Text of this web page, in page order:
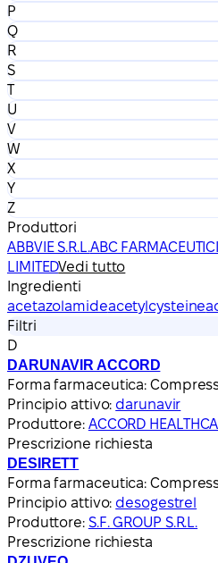
P
Q
R
S
T
U
V
W
X
Y
Z
Produttori
ABBVIE S.R.L.ABC FARMACEUTICI
LIMITEDVedi tutto
Ingredienti
acetazolamideacetylcysteine
Filtri
D
DARUNAVIR ACCORD
Forma farmaceutica:
Principio attivo: darunavir
Produttore: ACCORD
Prescrizione richiesta
DESIRETT
Forma farmaceutica:
Principio attivo: desogestrel
Produttore: S.F. GROUP S.R.L.
Prescrizione richiesta